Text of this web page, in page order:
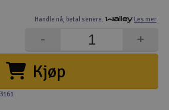
LEGO & byggesett
Handle nå, betal senere. Les mer
Kjøp
+
-